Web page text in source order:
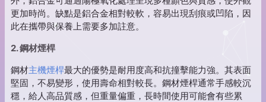
更加時尚。缺點是鋁合金相對較軟，容易出現刮痕或凹陷，因
此在攜帶與保養上需要多加註意。
2. 鋼材煙桿
鋼材主機煙桿最大的優勢是耐用度高和抗撞擊能力強。其表面
堅固，不易變形，使用壽命相對較長。鋼材煙桿通常手感較沉
穩，給人高品質感，但重量偏重，長時間使用可能會有些累